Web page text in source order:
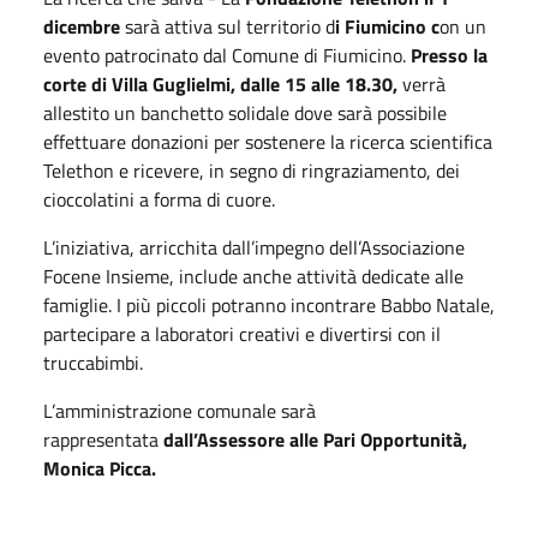
dicembresarà attiva sul territorio di Fiumicino con un
evento patrocinato dal Comune di Fiumicino. Presso la
corte di Villa Guglielmi, dalle 15 alle 18.30,verrà
allestito un banchetto solidale dove sarà possibile
effettuare donazioni per sostenere la ricerca scientifica
Telethon e ricevere, in segno di ringraziamento, dei
cioccolatini a forma di cuore.
L’iniziativa, arricchita dall’impegno dell’Associazione
Focene Insieme, include anche attività dedicate alle
famiglie. I più piccoli potranno incontrare Babbo Natale,
partecipare a laboratori creativi e divertirsi con il
truccabimbi.
L’amministrazione comunale sarà
rappresentatadall’Assessore alle Pari Opportunità,
Monica Picca.